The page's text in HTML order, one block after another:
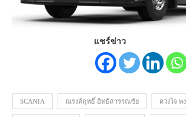
แชร์ข่าว
SCANIA ณรงค์ฤทธิ์ อิทธิสารรณชัย ดวงใจ พ